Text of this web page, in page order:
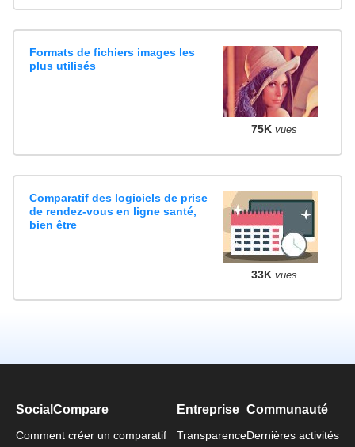
Formats de fichiers images les
plus utilisés
75K vues
Comparatif des logiciels de prise
de rendez-vous en ligne santé,
bien être
33K vues
SocialCompare
Comment créer un comparatif
Entreprise
Transparence
Communauté
Dernières activités